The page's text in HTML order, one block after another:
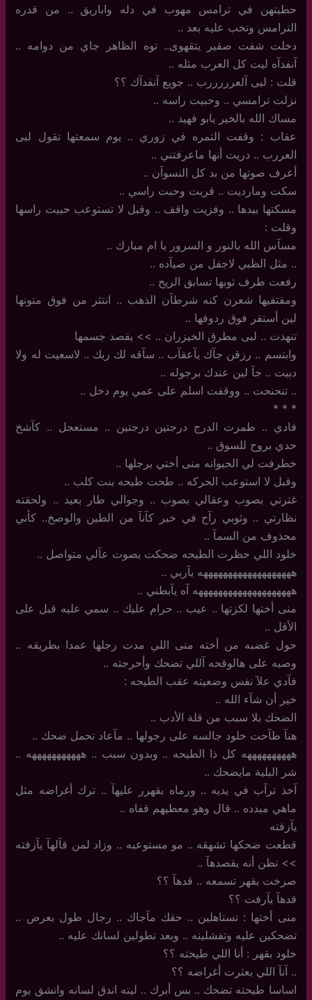
حطيتهن في ترامس مهوب في دله واباريق .. من قدره
الترامس وتخب عليه بعد ..
دخلت شفت صقير يتقهوى.. توه الظاهر جاي من دوامه ..
آنفدآه ليت كل العرب مثله ..
قلت : لبى آلعرررررب .. جويع آنفدآك ؟؟
نزلت ترامسي .. وحبيت راسه ..
مساك الله بالخير يابو فهيد ..
عقاب : وقفت التمره في زوري .. يوم سمعتها تقول لبى
العررب .. دريت أنها ماعرفتني ..
أعرف صوتها من بد كل النسوآن ..
سكت ومارديت .. قربت وحبت راسي ..
مسكتها بيدها .. وفزيت واقف .. وقبل لا تستوعب حبيت راسها
وقلت :
مسآس الله بالنور و السرور يا ام مبارك ..
..‏ مثل الظبي لاجفل من صيآده ..
رفعت طرف ثوبها تسابق الريح ..
ومقتفيها شعرن كنه شرطآن الذهب .. انتثر من فوق متونها
لين أستقر فوق ردوفها ..
تنهدت .. لبى مطرق الخيزران .. >> يقصد جسمها
وابتسم .. رزقن جآك يآعقآب .. سآقه لك ربك .. لاسعيت له ولا
دبيت .. جآ لين عندك برجوله ..
..‏ تنحنحت .. ووقفت اسلم على عمي يوم دخل ..
‏*‏ * *
فادي .. طمرت الدرج درجتين درجتين .. مستعجل .. كآشخ
حدي بروح للسوق ..
خطرفت لي الحيوانه منى أختي برجلها ..
وقبل لا استوعب الحركه .. طحت طيحه بنت كلب ..
غترتي بصوب وعقالي بصوب .. وجوالي طار بعيد .. ولحقته
نظارتي .. وثوبي رآح في خبر كآنآ من الطين والوصخ.. كأني
محذوف من السمآ ..
خلود اللي حظرت الطيحه ضحكت بصوت عآلي متواصل ..
هههههههههههههههههههه يآربي ..
ههههههههههههههههههههه آه يآبطني ..
منى أختها لكزتها .. عيب .. حرام عليك .. سمي عليه قبل على
الأقل ..
حول غضبه من أخته منى اللي مدت رجلها عمدا بطريقه ..
وصبه على هالوقحه آللي تضحك وأحرجته ..
فآدي علآ نفس وضعيته عقب الطيحه :
خير أن شآء الله ..
الضحك بلا سبب من قلة الأدب ..
هنآ طآحت خلود جالسه على رجولها .. مآعاد تحمل ضحك ..
ههههههههههه كل ذا الطيحه .. وبدون سبب .. هههههههههههه ..
شر البلية مايضحك ..
آخذ ترآب في يديه .. ورماه بقهرر عليهآ .. ترك أغراضه مثل
ماهي مبدده .. قال وهو معطيهم قفاه ..
يآزفته
قطعت ضحكها تشهقه .. مو مستوعبه .. وزاد لمن قآلهآ يآزفته
>> تظن أنه يقصدهآ ..
صرخت بقهر تسمعه .. قدهآ ؟؟
قدهآ يآرفت ؟؟
منى أختها : تستاهلين .. حقك مآجاك .. رجال طول بعرض ..
تضحكين عليه وتفشلينه .. وبعد تطولين لسانك عليه ..
خلود بقهر : أنا اللي طيحته ؟؟
..‏ آنآ اللي بعثرت أغراضه ؟؟
اساسا طيحته تضحك ‏.. بس أبرك .. ليته اندق لسانه وانشق يوم